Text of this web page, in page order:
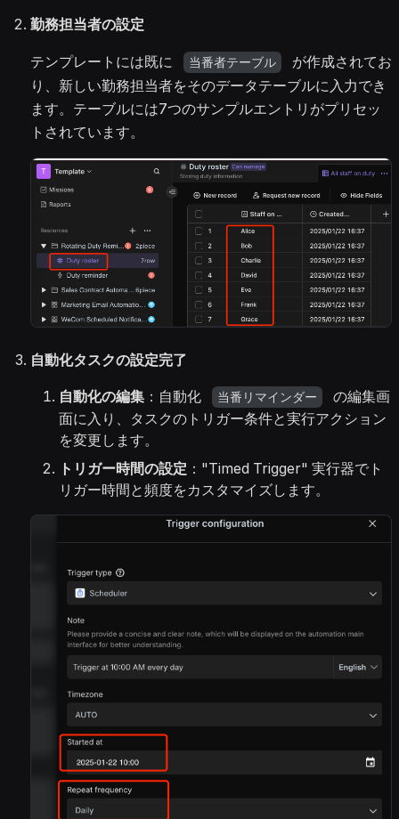
勤務担当者の設定
テンプレートには既に 当番者テーブル
が作成されてお
り、新しい勤務担当者をそのデータテーブルに入力でき
ます。テーブルには7つのサンプルエントリがプリセッ
トされています。
自動化タスクの設定完了
自動化の編集 ：自動化 当番リマインダー
の編集画
面に入り、タスクのトリガー条件と実行アクション
を変更します。
トリガー時間の設定 ："Timed Trigger" 実行器でト
リガー時間と頻度をカスタマイズします。